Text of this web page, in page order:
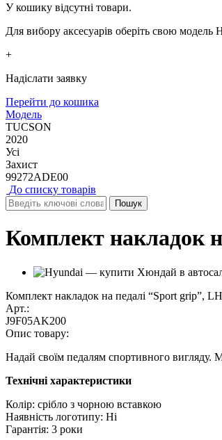
У кошику відсутні товари.
Для вибору аксесуарів оберіть свою модель
+
Надіслати заявку
Перейти до кошика
Модель
TUCSON
2020
Усі
Захист
99272ADE00
До списку товарів
Комплект накладок
Комплект накладок на педалі “Sport grip”,
Арт.:
J9F05AK200
Опис товару:
Надай своїм педалям спортивного вигляду.
Технічні характеристики
Колір: срібло з чорною вставкою
Наявність логотипу: Ні
Гарантія: 3 роки